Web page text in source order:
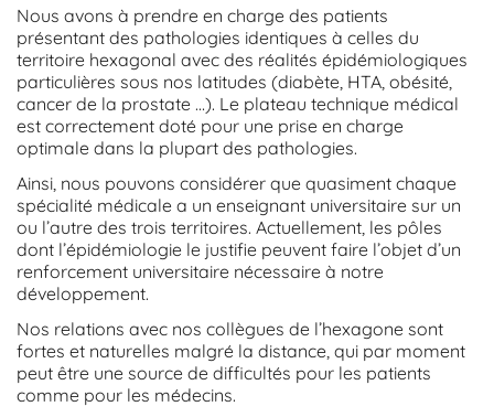
Nous avons à prendre en charge des patients
présentant des pathologies identiques à celles du
territoire hexagonal avec des réalités épidémiologiques
particulières sous nos latitudes (diabète, HTA, obésité,
cancer de la prostate …). Le plateau technique médical
est correctement doté pour une prise en charge
optimale dans la plupart des pathologies.
Ainsi, nous pouvons considérer que quasiment chaque
spécialité médicale a un enseignant universitaire sur un
ou l’autre des trois territoires. Actuellement, les pôles
dont l’épidémiologie le justifie peuvent faire l’objet d’un
renforcement universitaire nécessaire à notre
développement.
Nos relations avec nos collègues de l’hexagone sont
fortes et naturelles malgré la distance, qui par moment
peut être une source de difficultés pour les patients
comme pour les médecins.